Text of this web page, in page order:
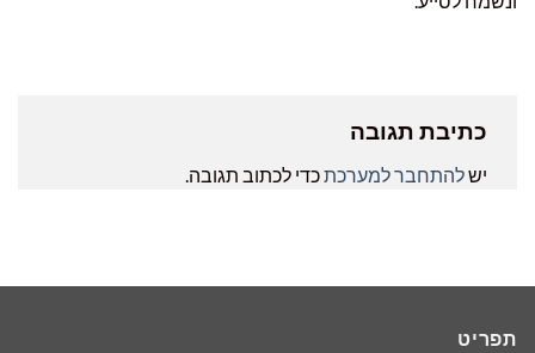
כתיבת תגובה
ישלהתחבר למערכתכדי לכתוב תגובה.
תפריט